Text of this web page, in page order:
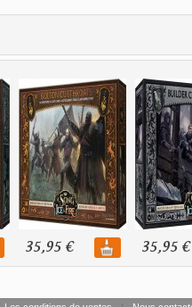
35,95 € 35,95 €